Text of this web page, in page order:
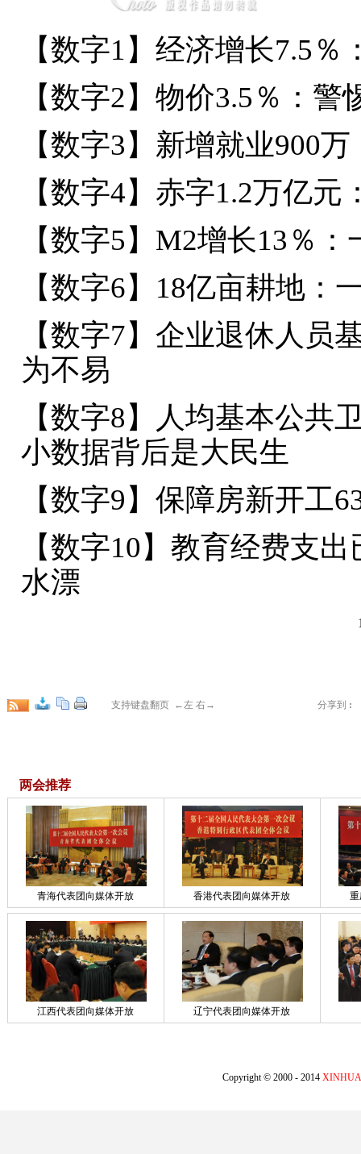
【数字1】经济增长7.5％
【数字2】物价3.5％：警
【数字3】新增就业900
【数字4】赤字1.2万亿
【数字5】M2增长13％
【数字6】18亿亩耕地：
【数字7】企业退休人员
为不易
【数字8】人均基本公共
小数据背后是大民生
【数字9】保障房新开工
【数字10】教育经费支
水漂
支持键盘翻页 ←左 右→ 分享到 :
两会推荐
青海代表团向媒体开放 香港代表团向媒体开放
江西代表团向媒体开放 辽宁代表团向媒体开放
Copyright © 2000 - 2014